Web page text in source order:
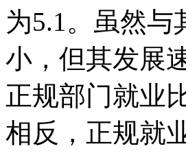
为5.1。虽然
小，但其发展
正规部门就业
相反，正规就